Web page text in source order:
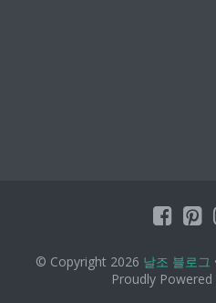
© Copyright 2026 날조 블로그
Proudly Powered